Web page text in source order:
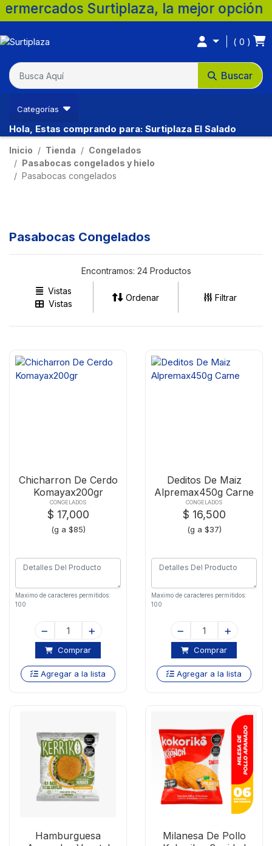
la mejor opción para tu
Buscar
0
Categorías
Hola, Estas comprando para: Surtiplaza El Salado
Inicio Tienda
Congelados
Pasabocas congelados y hielo
Pasabocas congelados
Pasabocas Congelados
Encontramos: 24 Productos
Vistas
Vistas
Ordenar Filtrar
Chicharron De Cerdo
Komayax200gr
CONGELADOS
$ 17,000
(g a $85)
Maximo de caracteres permitidos:
100
Comprar
Agregar a la lista
Deditos De Maiz
Alpremax450g Carne
CONGELADOS
$ 16,500
(g a $37)
Maximo de caracteres permitidos:
100
Comprar
Agregar a la lista
Hamburguesa
Milanesa De Pollo